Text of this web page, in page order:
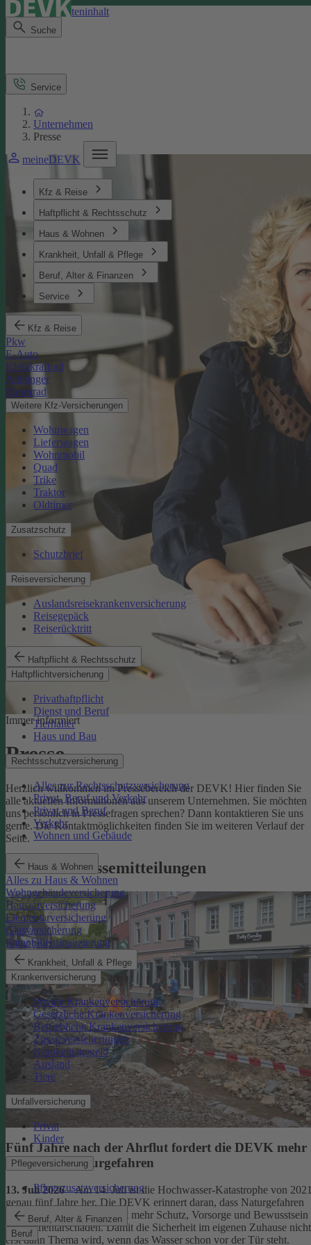
Direkt zum Seiteninhalt
Suche
meineDEVK
Kfz & Reise
Haftpflicht & Rechtsschutz
Haus & Wohnen
Krankheit, Unfall & Pflege
Beruf, Alter & Finanzen
Service
Kfz & Reise
Pkw
E-Auto
Kleinkraftrad
Anhänger
Motorrad
Weitere Kfz-Versicherungen
Wohnwagen
Lieferwagen
Wohnmobil
Quad
Trike
Traktor
Oldtimer
Zusatzschutz
Schutzbrief
Reiseversicherung
Auslandsreisekrankenversicherung
Reisegepäck
Reiserücktritt
Haftpflicht & Rechtsschutz
Haftpflichtversicherung
Privathaftpflicht
Dienst und Beruf
Tierhalter
Haus und Bau
Rechtsschutzversicherung
Alles zur Rechtsschutzversicherung
Privat, Beruf und Verkehr
Privat und Beruf
Verkehr
Wohnen und Gebäude
Haus & Wohnen
Alles zu Haus & Wohnen
Wohngebäudeversicherung
Hausratversicherung
Elementarversicherung
Glasversicherung
Immobilienfinanzierung
Krankheit, Unfall & Pflege
Krankenversicherung
Private Krankenversicherung
Gesetzliche Krankenversicherung
Betriebliche Krankenversicherung
Zusatzversicherungen
Krankentagegeld
Ausland
Tiere
Unfallversicherung
Privat
Kinder
Pflegeversicherung
Pflegezusatzversicherung
Beruf, Alter & Finanzen
Beruf
Service
Unternehmen
Presse
Immer informiert
Presse
Herzlich willkommen im Pressebereich der DEVK! Hier finden Sie
alle aktuellen Informationen aus unserem Unternehmen. Sie möchten
uns persönlich in Pressefragen sprechen? Dann kontaktieren Sie uns
gerne. Die Kontaktmöglichkeiten finden Sie im weiteren Verlauf der
Seite.
Aktuelle Pressemitteilungen
Fünf Jahre nach der Ahrflut fordert die DEVK mehr
Schutz vor Naturgefahren
13. Juli 2026– Am 14. Juli ist die Hochwasser-Katastrophe von
genau fünf Jahre her. Die DEVK erinnert daran, dass Naturgefahren
überall drohen – und fordert mehr Schutz, Vorsorge und Bewusstsein
für Elementarschäden. Damit die Sicherheit im eigenen Zuhause nicht
erst dann Thema wird, wenn das Wasser schon vor der Tür steht.